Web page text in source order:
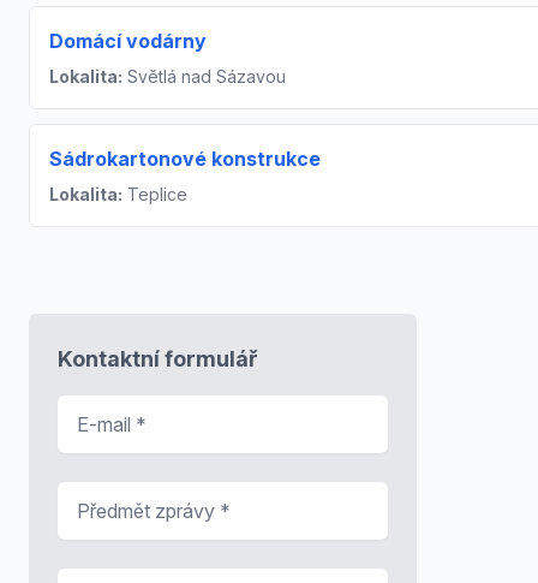
Domácí vodárny
Lokalita: Světlá nad Sázavou
Sádrokartonové konstrukce
Lokalita: Teplice
Kontaktní formulář